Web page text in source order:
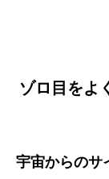
ゾロ目をよ
宇宙からのサ